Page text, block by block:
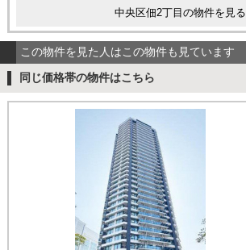
中央区佃2丁目の物件を見る
この物件を見た人はこの物件も見ています
同じ価格帯の物件はこちら